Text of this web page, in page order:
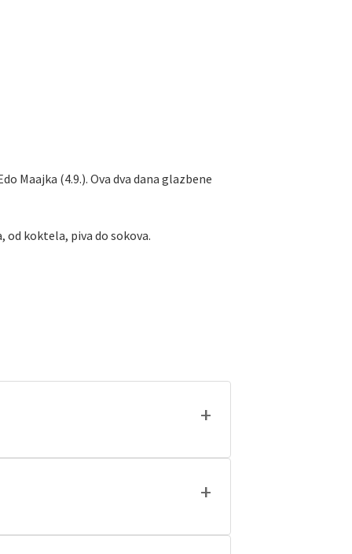
Maajka (4.9.). Ova dva dana glazbene
od koktela, piva do sokova.
+
+